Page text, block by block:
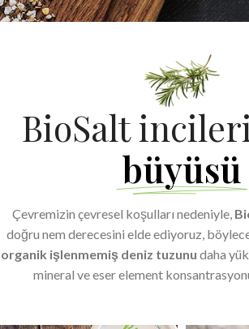
BioSalt
büyüsü
Çevremizin çevresel koşulları nedeniyle,
doğru nem derecesini elde ediyoruz,
organik işlenmemiş deniz tuzunu daha
mineral ve eser element